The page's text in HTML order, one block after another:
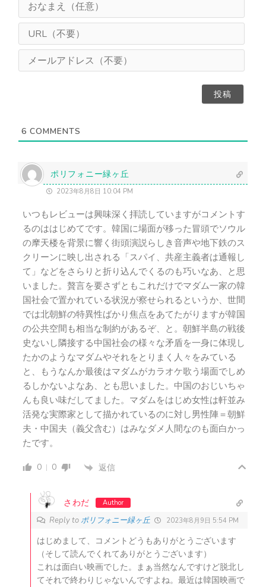
ま
（
意
L
（
6 COMMENTS
ポリフォニー緑ヶ丘
2023年8月8日 10:04 PM
いつもレビューは興味深く拝読していますがコメントす
るのははじめてです。韓国に場面が移った冒頭でソウル
の摩天楼を背景に響く街頭演説らしき音声や地下鉄のス
クリーンに映し出される「スパイ、共産主義者は通報し
て」などをさらりと折り込んでくるのも巧いなあ、と思
いました。贅言を要さずともこれだけでマダム一家の韓
国社会で置かれている状況が察せられるというか、世間
では北朝鮮の特異性ばかり焦点をあてたがりますが韓国
の公共空間も相当な制約があるぞ、と。朝鮮半島の戦後
史ないし隣接する中国社会の様々な矛盾を一身に体現し
たかのようなマダムやそれをとりまく人々をみている
と、もうなんか最後はマダムがカラオケ歌う場面でしめ
るしかないよなあ、とも思いました。中国のおじいちゃ
んも良い味だしてました。マダムをはじめ女性は軒並み
活発な実際家として描かれているのに対し男性陣＝朝鮮
夫・中国夫（義父含む）はみなダメ人間なのも面白かっ
たです。
0 0 返信
さわだ Author
Reply toポリフォニー緑ヶ丘 2023年8月9日 5:54 PM
はじめまして、コメントどうもありがとうございます
（そして読んでくれてありがとうございます）
これは面白い映画でした。まぁ当然なんですけど脱北し
てそれで終わりじゃないんですよね。最近は韓国映画で